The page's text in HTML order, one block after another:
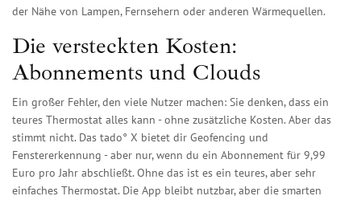
der Nähe von Lampen, Fernsehern oder anderen Wärmequellen.
Die versteckten Kosten:
Abonnements und Clouds
Ein großer Fehler, den viele Nutzer machen: Sie denken, dass ein
teures Thermostat alles kann - ohne zusätzliche Kosten. Aber das
stimmt nicht. Das tado° X bietet dir Geofencing und
Fenstererkennung - aber nur, wenn du ein Abonnement für 9,99
Euro pro Jahr abschließt. Ohne das ist es ein teures, aber sehr
einfaches Thermostat. Die App bleibt nutzbar, aber die smarten